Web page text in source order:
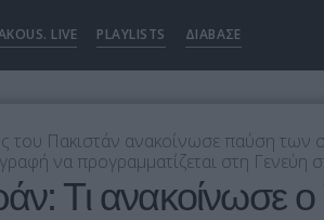
LIVE PLAYLISTS ΔΙΑΒΑΣΕ
Πακιστάν ανακοίνωσε παύση των
να προγραμματίζεται στη Γενεύη
Τι ανακοίνωσε